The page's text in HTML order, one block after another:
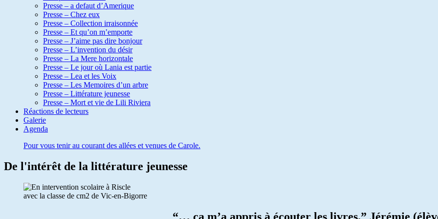
Presse – a defaut d’Amerique
Presse – Chez eux
Presse – Collection irraisonnée
Presse – Et qu’on m’emporte
Presse – J’aime pas dire bonjour
Presse – L’invention du désir
Presse – La Mere horizontale
Presse – Le jour où Lania est partie
Presse – Lea et les Voix
Presse – Les Memoires d’un arbre
Presse – Littérature jeunesse
Presse – Mort et vie de Lili Riviera
Réactions de lecteurs
Galerie
Agenda
Pour vous tenir au courant des allées et venues de Carole.
De l'intérêt de la littérature jeunesse
avec la classe de cm2 de Vic-en-Bigorre
“… ça m’a appris à écouter les livres.” Jérémie